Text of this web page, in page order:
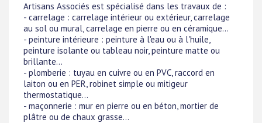
Artisans Associés est spécialisé dans les travaux de :
- carrelage : carrelage intérieur ou extérieur, carrelage
au sol ou mural, carrelage en pierre ou en céramique...
- peinture intérieure : peinture à l'eau ou à l'huile,
peinture isolante ou tableau noir, peinture matte ou
brillante...
- plomberie : tuyau en cuivre ou en PVC, raccord en
laiton ou en PER, robinet simple ou mitigeur
thermostatique...
- maçonnerie : mur en pierre ou en béton, mortier de
plâtre ou de chaux grasse...